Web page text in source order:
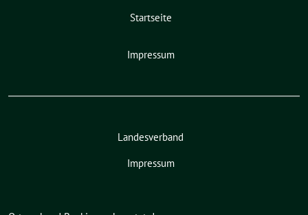
Startseite
Impressum
Landesverband
Impressum